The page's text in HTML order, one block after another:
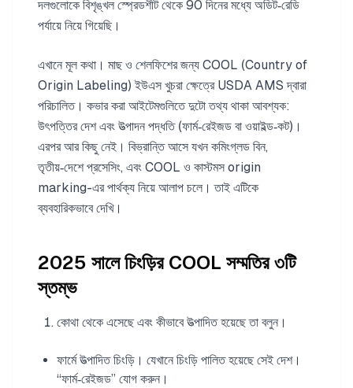
দলগুলোকে বিশৃঙ্খল স্প্রেডশীট থেকে 90 দিনের মধ্যে অডিট‑রেডি
পর্যায়ে নিয়ে গিয়েছি।
এখানে মূল কথা। মাছ ও শেলফিশের জন্য COOL (Country of
Origin Labeling) ইউএস খুচরা ক্ষেত্রে USDA AMS দ্বারা
পরিচালিত। কভার করা আইটেমগুলিতে দুটো তথ্য থাকা আবশ্যক:
উৎপত্তির দেশ এবং উত্পাদন পদ্ধতি (ফার্ম‑রেইজড বা ওয়াইল্ড‑কট)।
এরপর আর কিছু নেই। বিভ্রান্তি আসে যখন কমিংগ্লড বিন,
তৃতীয়‑দেশে প্রসেসিং, এবং COOL ও কাস্টমস origin
marking-এর পার্থক্য নিয়ে আলাপ চলে। তাই এটিকে
ব্যবহারিকভাবে দেখি।
2025 সালে চিংড়ির COOL সম্মতির ৩টি
স্তম্ভ
কোথা থেকে এসেছে এবং কীভাবে উত্পাদিত হয়েছে তা বলুন।
ফার্মে উত্পাদিত চিংড়ি। যেখানে চিংড়ি পালিত হয়েছে সেই দেশ।
“ফার্ম‑রেইজড” যোগ করুন।